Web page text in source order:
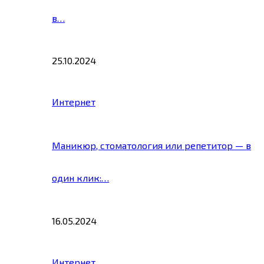
в…
25.10.2024
Интернет
Маникюр, стоматология или репетитор — в
один клик:…
16.05.2024
Интернет